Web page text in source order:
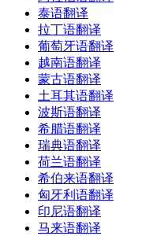
泰语翻译
拉丁语翻译
葡萄牙语翻译
越南语翻译
蒙古语翻译
土耳其语翻译
波斯语翻译
希腊语翻译
瑞典语翻译
荷兰语翻译
希伯来语翻译
匈牙利语翻译
印尼语翻译
马来语翻译